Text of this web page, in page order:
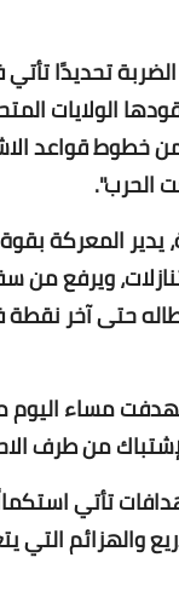
تحديدًا
الولايات
خطوط قواعد
الحرب".
يدير المعركة
ويرفع من
حتى آخر
مساء
من طرف
تأتي استكمالًا
والهزائم